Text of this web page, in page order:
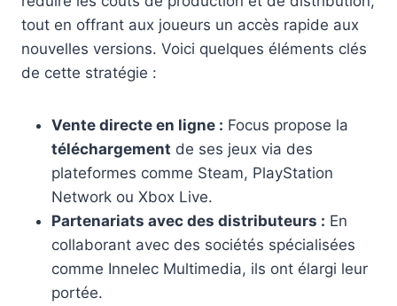
tout en offrant aux joueurs un accès rapide aux
nouvelles versions. Voici quelques éléments clés
de cette stratégie :
Vente directe en ligne : Focus propose la
téléchargement de ses jeux via des
plateformes comme Steam, PlayStation
Network ou Xbox Live.
Partenariats avec des distributeurs : En
collaborant avec des sociétés spécialisées
comme Innelec Multimedia, ils ont élargi leur
portée.